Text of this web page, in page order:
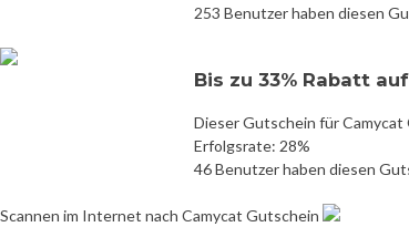
253 Benutzer haben diesen
Bis zu 33% Rabatt
Dieser Gutschein für
Erfolgsrate: 28%
46 Benutzer haben diesen
Scannen im Internet nach Camycat Gutschein